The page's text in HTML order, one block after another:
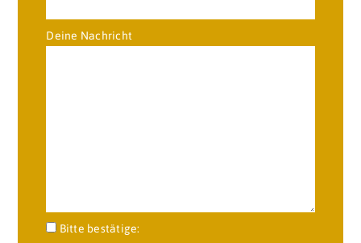
Deine Nachricht
Bitte lasse dieses Feld leer.
Bitte bestätige: